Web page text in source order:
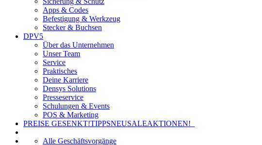
Apps & Codes
Befestigung & Werkzeug
Stecker & Buchsen
DPV5
Über das Unternehmen
Unser Team
Service
Praktisches
Deine Karriere
Densys Solutions
Presseservice
Schulungen & Events
POS & Marketing
PREISE GESENKT!TIPPSNEUSALEAKTIONEN!
Alle Geschäftsvorgänge